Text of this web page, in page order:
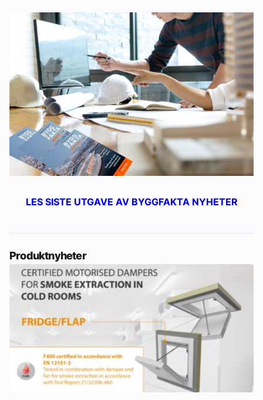
LES SISTE UTGAVE AV BYGGFAKTA NYHETER
Produktnyheter